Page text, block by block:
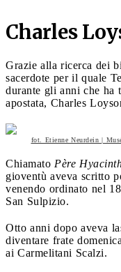
Charles
Grazie alla ricerca dei
sacerdote per il quale
durante gli anni che ha
apostata, Charles
fot. Etienne Neurdein |
Chiamato Père
gioventù aveva scritto
venendo ordinato nel
San Sulpizio.
Otto anni dopo aveva
diventare frate
ai Carmelitani Scalzi.